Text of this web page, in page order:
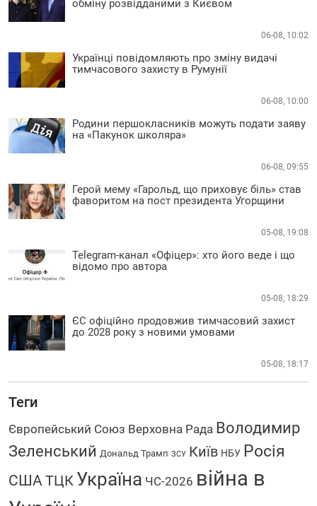
обміну розвідданими з Києвом
06-08, 10:02
Українці повідомляють про зміну видачі
тимчасового захисту в Румунії
06-08, 10:00
Родини першокласників можуть подати заяву
на «Пакунок школяра»
06-08, 09:55
Герой мему «Гарольд, що приховує біль» став
фаворитом на пост президента Угорщини
05-08, 19:08
Telegram-канал «Офіцер»: хто його веде і що
відомо про автора
05-08, 18:29
ЄС офіційно продовжив тимчасовий захист
до 2028 року з новими умовами
05-08, 18:17
Теги
Європейський Союз Верховна Рада Володимир
Зеленський Дональд Трамп ЗСУ Київ НБУ Росія
США ТЦК Україна ЧС-2026 війна в